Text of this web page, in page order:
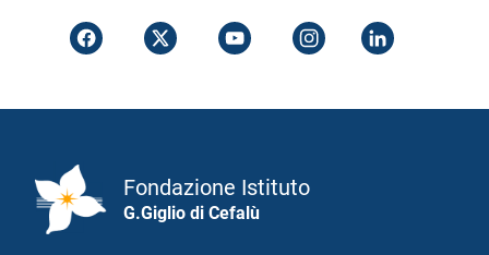
Fondazione Istituto
G.Giglio di Cefalù